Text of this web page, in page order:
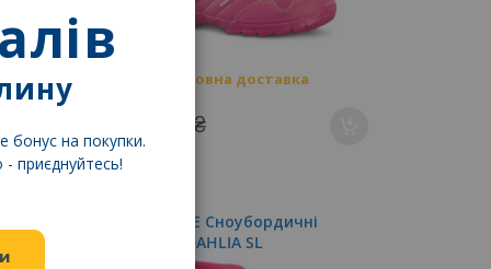
Безкоштовна доставка
5 910,00 ₴
NORTHWAVE Сноубордичні
черевики DAHLIA SL
Закрити
бонус на покупки.
приєднуйтесь!